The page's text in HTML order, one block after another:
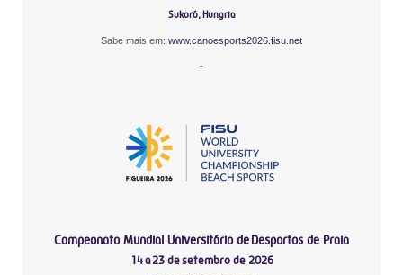
Sukoró, Hungria
Sabe mais em: www.canoesports2026.fisu.net
-
Campeonato Mundial Universitário de Desportos de Praia
14 a 23 de setembro de 2026